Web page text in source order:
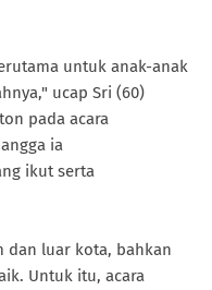
untuk anak-anak
ucap Sri (60)
pada acara
ia
ikut serta
dan luar kota, bahkan
Untuk itu, acara